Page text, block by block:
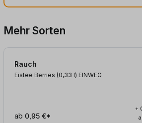
Mehr Sorten
Rauch
Eistee Berries (0,33 l) EINWEG
ab 0,95 €*
+